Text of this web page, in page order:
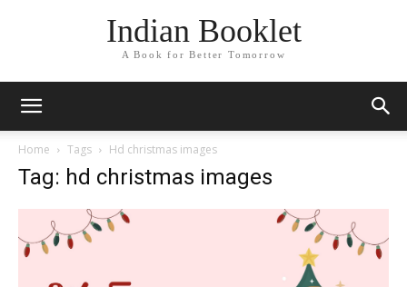
Indian Booklet
A Book for Better Tomorrow
Home Tags Hd christmas images
Tag: hd christmas images